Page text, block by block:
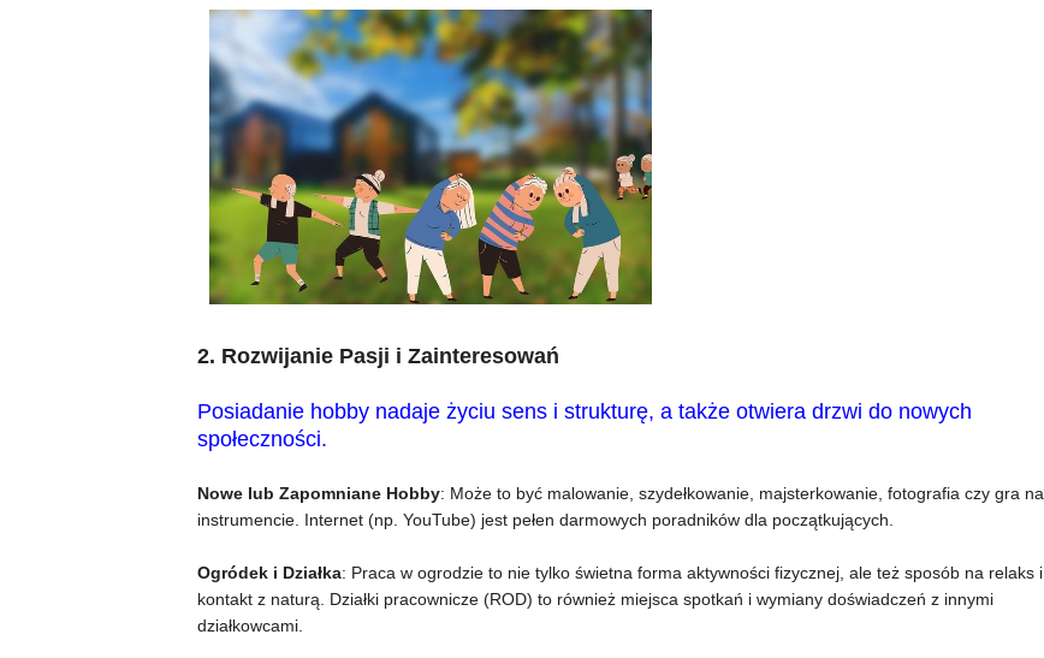
2. Rozwijanie Pasji i Zainteresowań
Posiadanie hobby nadaje życiu sens i strukturę, a także otwiera drzwi do nowych
społeczności.
Nowe lub Zapomniane Hobby: Może to być malowanie, szydełkowanie, majsterkowanie, fotografia czy gra na
instrumencie. Internet (np. YouTube) jest pełen darmowych poradników dla początkujących.
Ogródek i Działka: Praca w ogrodzie to nie tylko świetna forma aktywności fizycznej, ale też sposób na relaks i
kontakt z naturą. Działki pracownicze (ROD) to również miejsca spotkań i wymiany doświadczeń z innymi
działkowcami.